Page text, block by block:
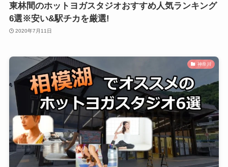
東林間のホットヨガスタジオおすすめ人気ランキング
6選※安い&駅チカを厳選!
2020年7月11日
神奈川